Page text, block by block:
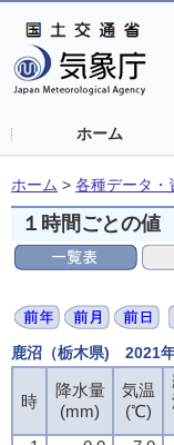
ホーム
ホーム > 各種データ・
１時間ごとの値
鹿沼（栃木県) 2021年
時
降水量
(mm)
気温
(℃)